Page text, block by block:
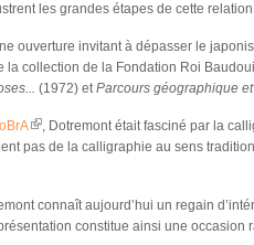
les grandes étapes de cette
ouverture invitant à dépasser le
la collection de la Fondation Roi
(1972) etParcours géographique
(link is external)
, Dotremont était fasciné par la
pas de la calligraphie au sens
connaît aujourd’hui un regain
constitue ainsi une